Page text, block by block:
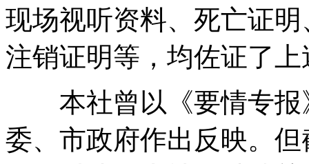
现场视听资料、死亡证
注销证明等，均佐证了
本社曾以《要情专报
委、市政府作出反映。